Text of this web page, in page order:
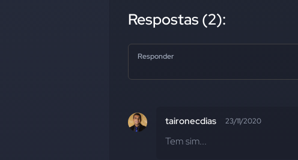
Respostas (2):
Responder
taironecdias 23/11/2020
Tem sim...